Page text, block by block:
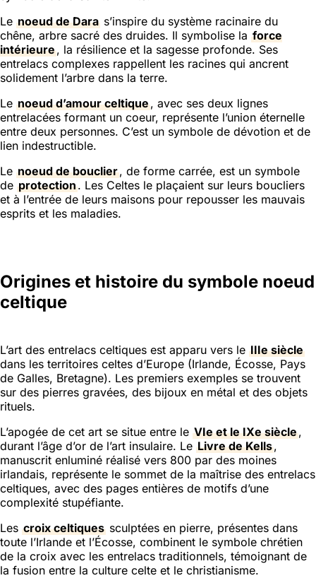
Le noeud de Dara s’inspire du système racinaire du
chêne, arbre sacré des druides. Il symbolise la force
intérieure, la résilience et la sagesse profonde. Ses
entrelacs complexes rappellent les racines qui ancrent
solidement l’arbre dans la terre.
Le noeud d’amour celtique, avec ses deux lignes
entrelacées formant un coeur, représente l’union éternelle
entre deux personnes. C’est un symbole de dévotion et de
lien indestructible.
Le noeud de bouclier, de forme carrée, est un symbole
de protection. Les Celtes le plaçaient sur leurs boucliers
et à l’entrée de leurs maisons pour repousser les mauvais
esprits et les maladies.
Origines et histoire du symbole noeud
celtique
L’art des entrelacs celtiques est apparu vers le IIIe siècle
dans les territoires celtes d’Europe (Irlande, Écosse, Pays
de Galles, Bretagne). Les premiers exemples se trouvent
sur des pierres gravées, des bijoux en métal et des objets
rituels.
L’apogée de cet art se situe entre le VIe et le IXe siècle,
durant l’âge d’or de l’art insulaire. Le Livre de Kells,
manuscrit enluminé réalisé vers 800 par des moines
irlandais, représente le sommet de la maîtrise des entrelacs
celtiques, avec des pages entières de motifs d’une
complexité stupéfiante.
Les croix celtiques sculptées en pierre, présentes dans
toute l’Irlande et l’Écosse, combinent le symbole chrétien
de la croix avec les entrelacs traditionnels, témoignant de
la fusion entre la culture celte et le christianisme.